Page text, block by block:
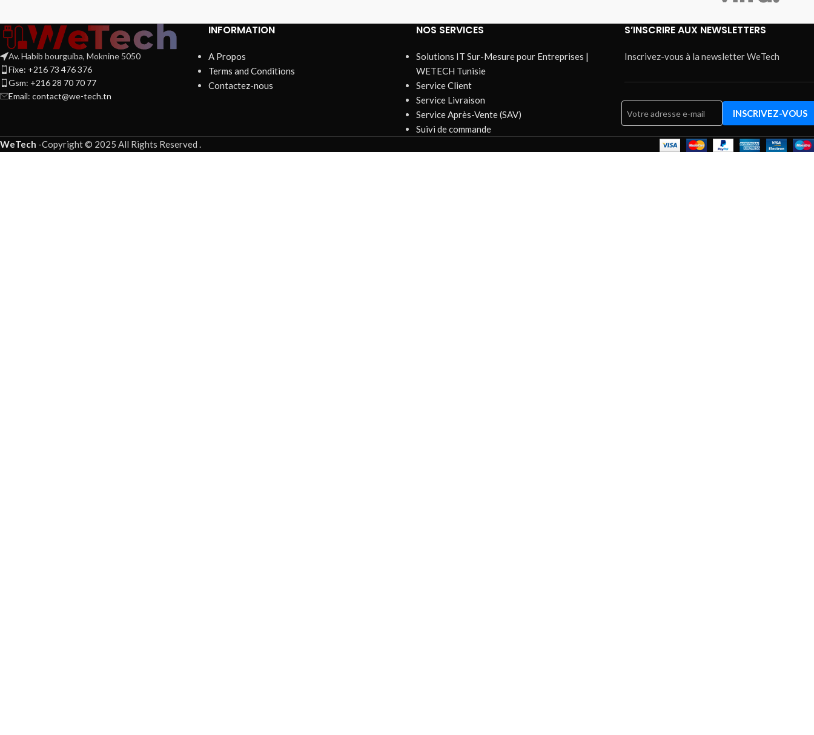
Av. Habib bourguiba, Moknine 5050
Fixe: +216 73 476 376
Gsm: +216 28 70 70 77
Email: contact@we-tech.tn
INFORMATION
A Propos
Terms and Conditions
Contactez-nous
NOS SERVICES
Solutions IT Sur-Mesure pour Entreprises |
WETECH Tunisie
Service Client
Service Livraison
Service Après-Vente (SAV)
Suivi de commande
S’INSCRIRE AUX NEWSLETTERS
Inscrivez-vous à la newsletter WeTech
WeTech -Copyright © 2025 All Rights Reserved .